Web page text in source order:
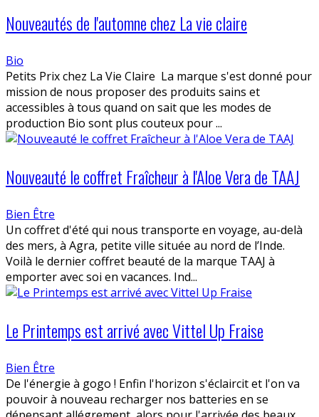
Nouveautés de l'automne chez La vie claire
Bio
Petits Prix chez La Vie Claire La marque s'est donné pour
mission de nous proposer des produits sains et
accessibles à tous quand on sait que les modes de
production Bio sont plus couteux pour ...
Nouveauté le coffret Fraîcheur à l'Aloe Vera de TAAJ
Bien Être
Un coffret d'été qui nous transporte en voyage, au-delà
des mers, à Agra, petite ville située au nord de l’Inde.
Voilà le dernier coffret beauté de la marque TAAJ à
emporter avec soi en vacances. Ind...
Le Printemps est arrivé avec Vittel Up Fraise
Bien Être
De l'énergie à gogo ! Enfin l'horizon s'éclaircit et l'on va
pouvoir à nouveau recharger nos batteries en se